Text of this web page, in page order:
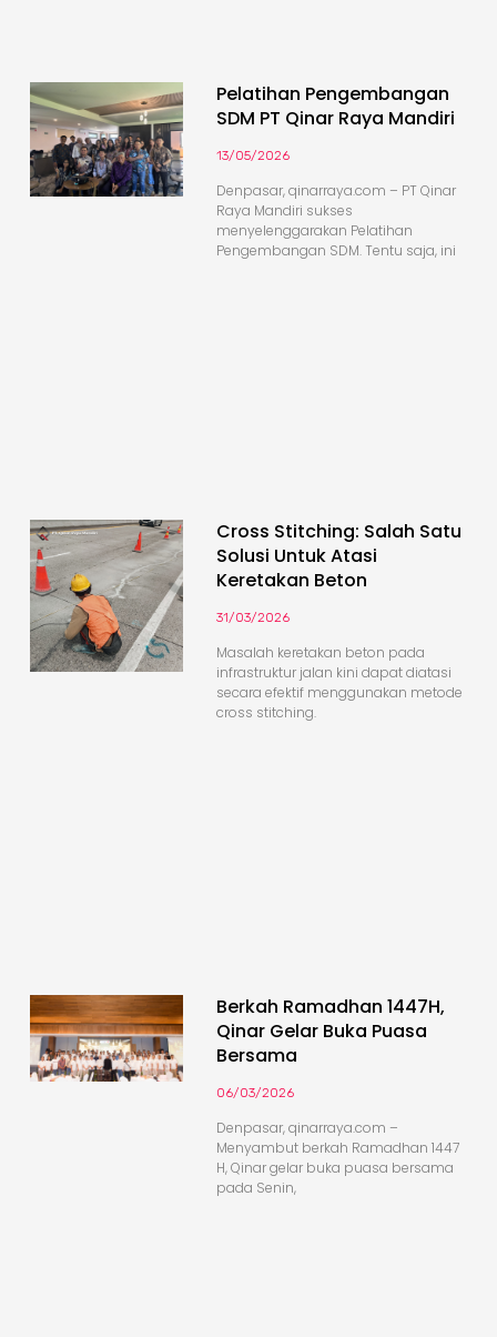
Pelatihan Pengembangan
SDM PT Qinar Raya Mandiri
13/05/2026
Denpasar, qinarraya.com – PT Qinar
Raya Mandiri sukses
menyelenggarakan Pelatihan
Pengembangan SDM. Tentu saja, ini
Cross Stitching: Salah Satu
Solusi Untuk Atasi
Keretakan Beton
31/03/2026
Masalah keretakan beton pada
infrastruktur jalan kini dapat diatasi
secara efektif menggunakan metode
cross stitching.
Berkah Ramadhan 1447H,
Qinar Gelar Buka Puasa
Bersama
06/03/2026
Denpasar, qinarraya.com –
Menyambut berkah Ramadhan 1447
H, Qinar gelar buka puasa bersama
pada Senin,